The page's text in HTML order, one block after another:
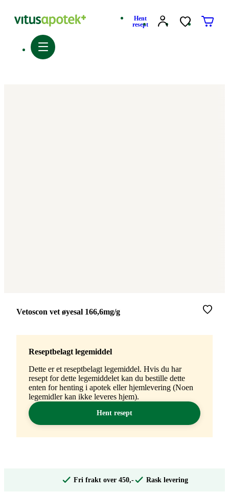
Hent
resept
Merke:
Vetoscon vet øyesal 166,6mg/g
Reseptbelagt legemiddel
Dette er et reseptbelagt legemiddel. Hvis du har
resept for dette legemiddelet kan du bestille dette
enten for henting i apotek eller hjemlevering (Noen
legemidler kan ikke leveres hjem).
Hent resept
Fri frakt over 450,- Rask levering